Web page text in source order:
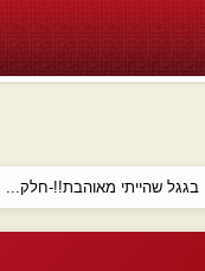
בגגל שהייתי מאוהבת!!-חלק...